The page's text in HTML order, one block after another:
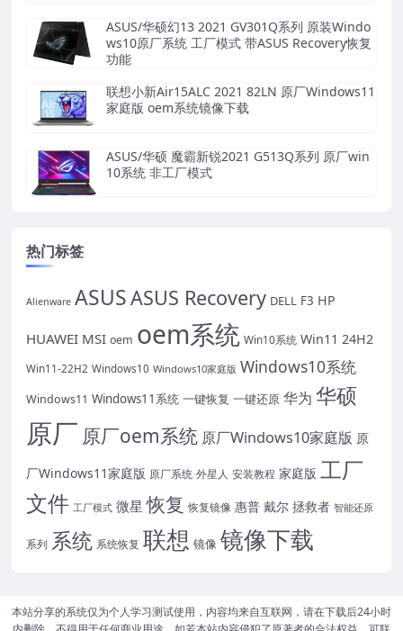
ASUS/华硕幻13 2021 GV301Q系列 原装Windo
ws10原厂系统 工厂模式 带ASUS Recovery恢复
功能
联想小新Air15ALC 2021 82LN 原厂Windows11
家庭版 oem系统镜像下载
ASUS/华硕 魔霸新锐2021 G513Q系列 原厂win
10系统 非工厂模式
热门标签
Alienware ASUSASUS Recovery DELL F3 HP
HUAWEI MSI oem oem系统 Win10系统 Win11 24H2
Win11-22H2 Windows10 Windows10家庭版 Windows10系统
Windows11 Windows11系统 一键恢复 一键还原 华为 华硕
原厂 原厂oem系统 原厂Windows10家庭版 原
厂Windows11家庭版 原厂系统 外星人 安装教程 家庭版 工厂
文件 工厂模式 微星 恢复 恢复镜像 惠普 戴尔 拯救者 智能还原
系列 系统 系统恢复 联想 镜像 镜像下载
本站分享的系统仅为个人学习测试使用，内容均来自互联网，请在下载后24小时